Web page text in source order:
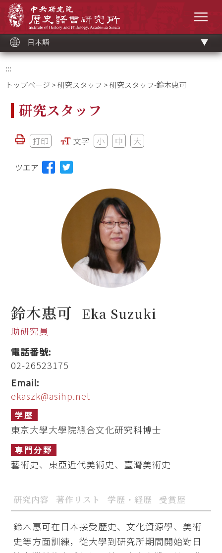
ッ
ク
日本語
:::
トップページ >研究スタッフ > 研究スタッフ-鈴木惠可
研究スタッフ
打印 文字 小 中 大
ツエア
鈴木惠可 Eka Suzuki
助研究員
電話番號:
02-26523175
Email:
ekaszk@asihp.net
学歴
東京大學大學院總合文化研究科博士
専門分野
藝術史、東亞近代美術史、臺灣美術史
研究内容 著作リスト 学歴・経歴 受賞歴
鈴木惠可在日本接受歷史、文化資源學、美術
史等方面訓練，從大學到研究所期間開始對日